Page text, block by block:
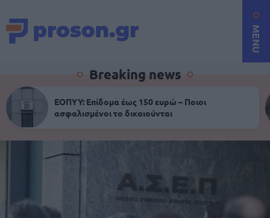
MENU
Breaking news
ΕΟΠΥΥ: Επίδομα έως 150 ευρώ – Ποιοι
ασφαλισμένοι το δικαιούνται